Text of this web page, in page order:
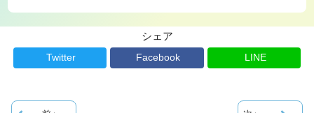
シェア
Twitter Facebook LINE